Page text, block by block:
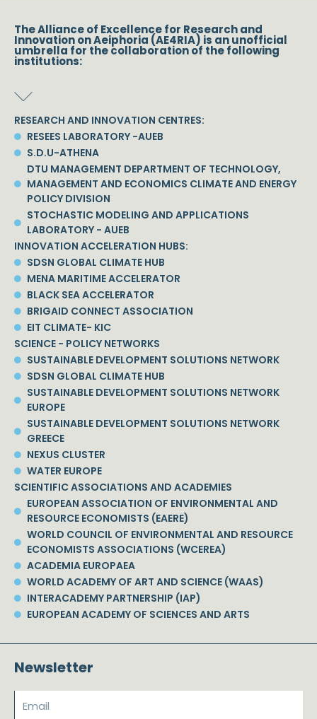
The Alliance of Excellence for Research and
Innovation on Aeiphoria (AE4RIA) is an unofficial
umbrella for the collaboration of the following
institutions:
RESEARCH AND INNOVATION CENTRES:
RESEES LABORATORY -AUEB
S.D.U-ATHENA
DTU MANAGEMENT DEPARTMENT OF TECHNOLOGY,
MANAGEMENT AND ECONOMICS CLIMATE AND ENERGY
POLICY DIVISION
STOCHASTIC MODELING AND APPLICATIONS
LABORATORY - AUEB
INNOVATION ACCELERATION HUBS:
SDSN GLOBAL CLIMATE HUB
MENA MARITIME ACCELERATOR
BLACK SEA ACCELERATOR
BRIGAID CONNECT ASSOCIATION
EIT CLIMATE- KIC
SCIENCE - POLICY NETWORKS
SUSTAINABLE DEVELOPMENT SOLUTIONS NETWORK
SDSN GLOBAL CLIMATE HUB
SUSTAINABLE DEVELOPMENT SOLUTIONS NETWORK
EUROPE
SUSTAINABLE DEVELOPMENT SOLUTIONS NETWORK
GREECE
NEXUS CLUSTER
WATER EUROPE
SCIENTIFIC ASSOCIATIONS AND ACADEMIES
EUROPEAN ASSOCIATION OF ENVIRONMENTAL AND
RESOURCE ECONOMISTS (EAERE)
WORLD COUNCIL OF ENVIRONMENTAL AND RESOURCE
ECONOMISTS ASSOCIATIONS (WCEREA)
ACADEMIA EUROPAEA
WORLD ACADEMY OF ART AND SCIENCE (WAAS)
INTERACADEMY PARTNERSHIP (IAP)
EUROPEAN ACADEMY OF SCIENCES AND ARTS
Newsletter